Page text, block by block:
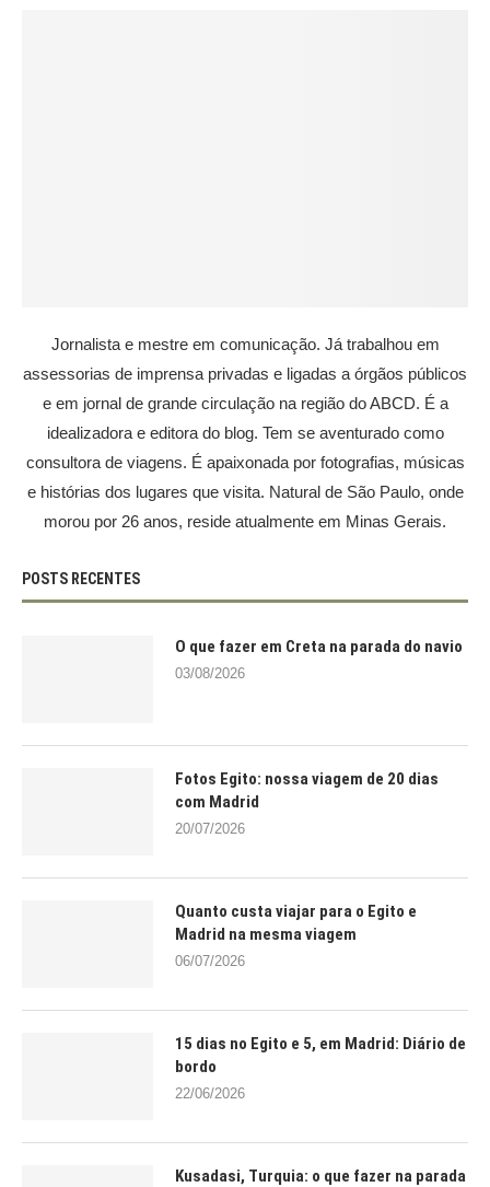
Jornalista e mestre em comunicação. Já trabalhou em
assessorias de imprensa privadas e ligadas a órgãos públicos
e em jornal de grande circulação na região do ABCD. É a
idealizadora e editora do blog. Tem se aventurado como
consultora de viagens. É apaixonada por fotografias, músicas
e histórias dos lugares que visita. Natural de São Paulo, onde
morou por 26 anos, reside atualmente em Minas Gerais.
POSTS RECENTES
O que fazer em Creta na parada do navio
03/08/2026
Fotos Egito: nossa viagem de 20 dias
com Madrid
20/07/2026
Quanto custa viajar para o Egito e
Madrid na mesma viagem
06/07/2026
15 dias no Egito e 5, em Madrid: Diário de
bordo
22/06/2026
Kusadasi, Turquia: o que fazer na parada